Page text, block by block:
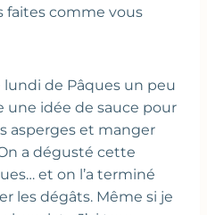
faites comme vous
de Pâques un peu
une idée de sauce pour
asperges et manger
a dégusté cette
et on l’a terminé
les dégâts. Même si je